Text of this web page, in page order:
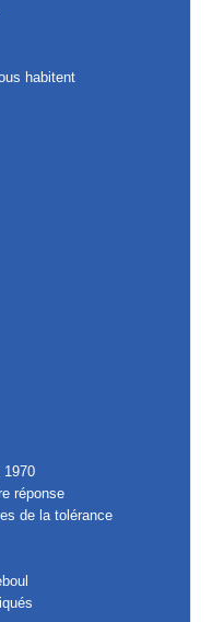
habitent
1970
réponse
de la tolérance